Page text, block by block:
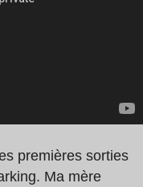
premières sorties
Ma mère